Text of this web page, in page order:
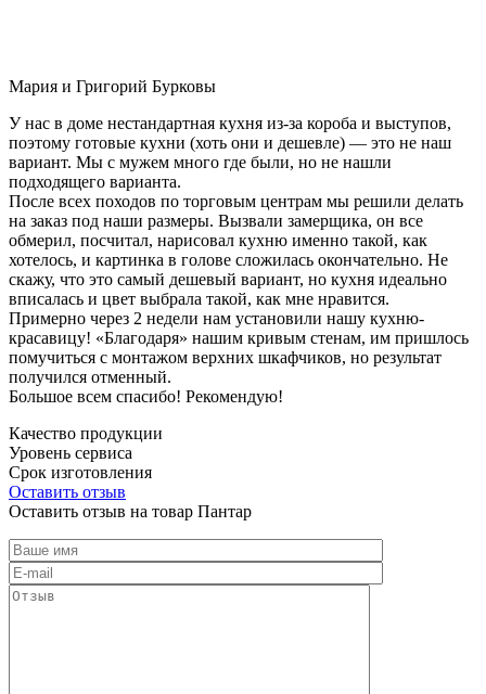
Мария и Григорий Бурковы
У нас в доме нестандартная кухня из-за короба и выступов,
поэтому готовые кухни (хоть они и дешевле) — это не наш
вариант. Мы с мужем много где были, но не нашли
подходящего варианта.
После всех походов по торговым центрам мы решили делать
на заказ под наши размеры. Вызвали замерщика, он все
обмерил, посчитал, нарисовал кухню именно такой, как
хотелось, и картинка в голове сложилась окончательно. Не
скажу, что это самый дешевый вариант, но кухня идеально
вписалась и цвет выбрала такой, как мне нравится.
Примерно через 2 недели нам установили нашу кухню-
красавицу! «Благодаря» нашим кривым стенам, им пришлось
помучиться с монтажом верхних шкафчиков, но результат
получился отменный.
Большое всем спасибо! Рекомендую!
Качество продукции
Уровень сервиса
Срок изготовления
Оставить отзыв
Оставить отзыв на товар Пантар